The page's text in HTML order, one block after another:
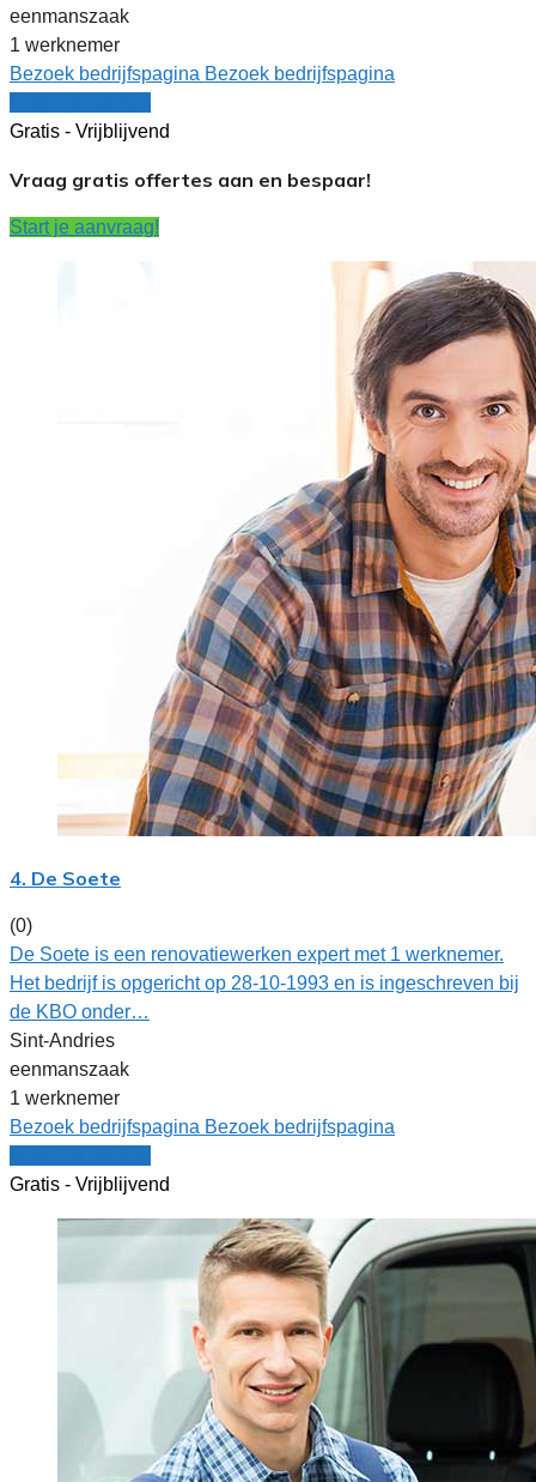
eenmanszaak
1 werknemer
Bezoek bedrijfspagina Bezoek bedrijfspagina
Gratis - Vrijblijvend
Vraag gratis offertes aan en bespaar!
Start je aanvraag!
4. De Soete
(0)
De Soete is een renovatiewerken expert met 1 werknemer.
Het bedrijf is opgericht op 28-10-1993 en is ingeschreven bij
de KBO onder…
Sint-Andries
eenmanszaak
1 werknemer
Bezoek bedrijfspagina Bezoek bedrijfspagina
Gratis - Vrijblijvend